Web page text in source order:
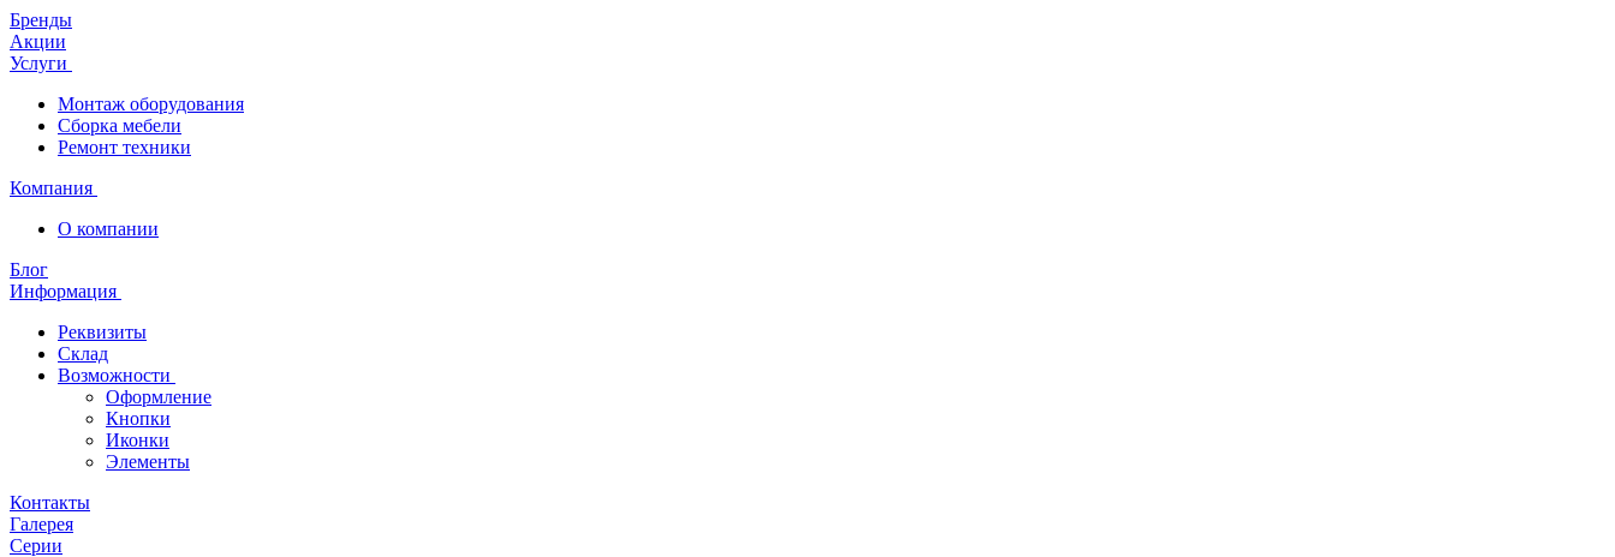
Бренды
Акции
Услуги
Монтаж оборудования
Сборка мебели
Ремонт техники
Компания
О компании
Блог
Информация
Реквизиты
Склад
Возможности
Оформление
Кнопки
Иконки
Элементы
Контакты
Галерея
Cерии